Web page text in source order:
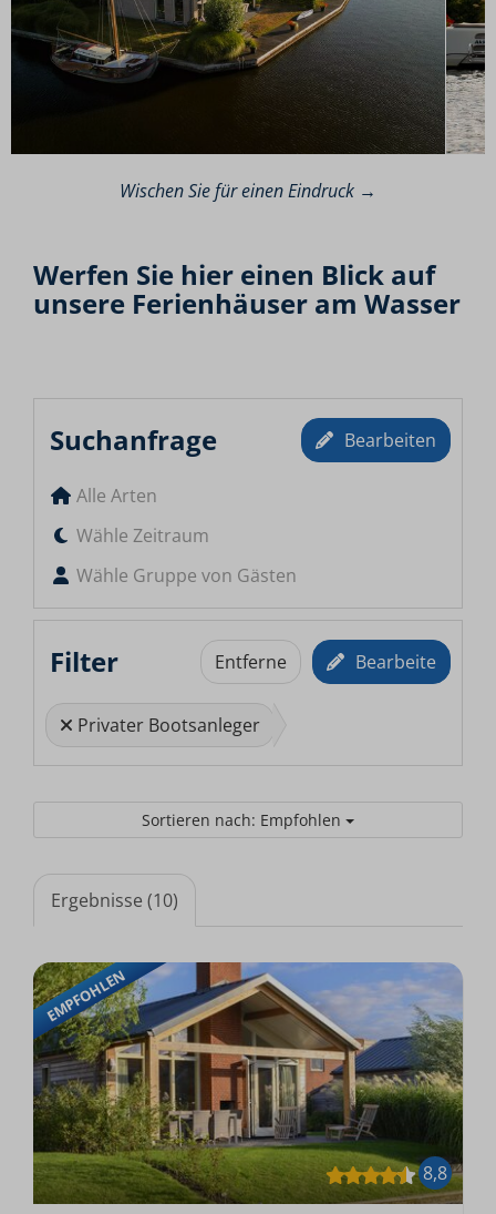
Wischen Sie für einen Eindruck →
Werfen Sie hier einen Blick auf
unsere Ferienhäuser am Wasser
Suchanfrage Bearbeiten
Alle Arten
Wähle Zeitraum
Wähle Gruppe von Gästen
Filter Entferne Bearbeite
Privater Bootsanleger
Sortieren nach: Empfohlen
Ergebnisse (10)
EMPFOHLEN
8,8